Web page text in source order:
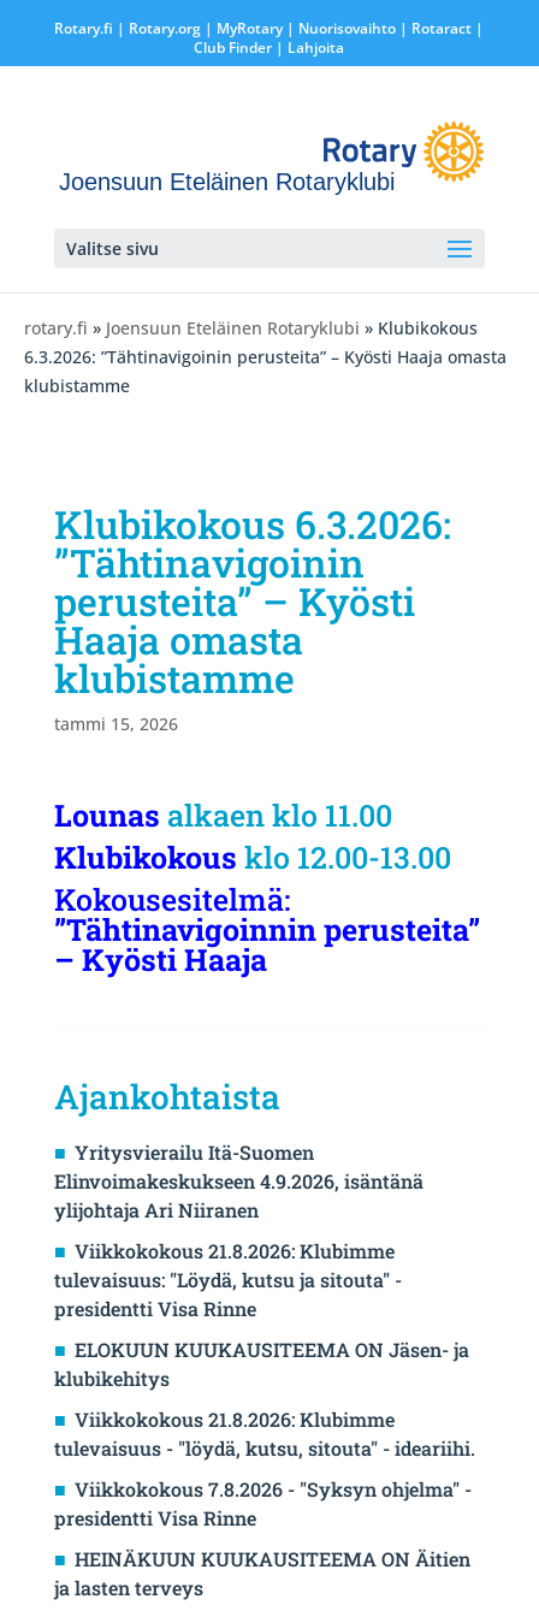
Rotary.fi | Rotary.org | MyRotary | Nuorisovaihto | Rotaract |
Club Finder | Lahjoita
Joensuun Eteläinen Rotaryklubi
Valitse sivu
rotary.fi » Joensuun Eteläinen Rotaryklubi » Klubikokous
6.3.2026: ”Tähtinavigoinin perusteita” – Kyösti Haaja omasta
klubistamme
Klubikokous 6.3.2026:
”Tähtinavigoinin
perusteita” – Kyösti
Haaja omasta
klubistamme
tammi 15, 2026
Lounas alkaen klo 11.00
Klubikokous klo 12.00-13.00
Kokousesitelmä:
”Tähtinavigoinnin perusteita”
– Kyösti Haaja
Ajankohtaista
Yritysvierailu Itä-Suomen
Elinvoimakeskukseen 4.9.2026, isäntänä
ylijohtaja Ari Niiranen
Viikkokokous 21.8.2026: Klubimme
tulevaisuus: "Löydä, kutsu ja sitouta" -
presidentti Visa Rinne
ELOKUUN KUUKAUSITEEMA ON Jäsen- ja
klubikehitys
Viikkokokous 21.8.2026: Klubimme
tulevaisuus - "löydä, kutsu, sitouta" - ideariihi.
Viikkokokous 7.8.2026 - "Syksyn ohjelma" -
presidentti Visa Rinne
HEINÄKUUN KUUKAUSITEEMA ON Äitien
ja lasten terveys